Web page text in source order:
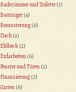
Badezimmer und Toilette(3)
Bauträger(4)
Bemusterung(6)
Dach(2)
Ehlbeck(2)
Erdarbeiten(6)
Fenster und Türen(2)
Finanzierung(2)
Garten(6)